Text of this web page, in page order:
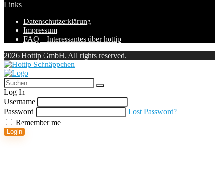
Links
Datenschutzerklärung
Impressum
FAQ – Interessantes über hottip
2026 Hottip GmbH. All rights reserved.
Log In
Username
Password
Lost Password?
Remember me
Login